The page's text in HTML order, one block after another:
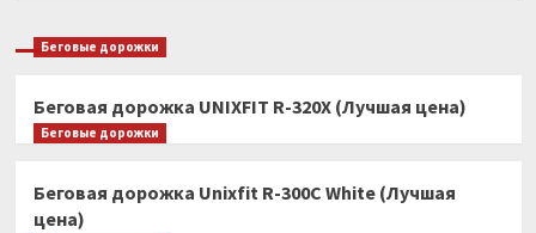
Беговые дорожки
Беговая дорожка UNIXFIT R-320X (Лучшая цена)
Беговые дорожки
Беговая дорожка Unixfit R-300C White (Лучшая
цена)